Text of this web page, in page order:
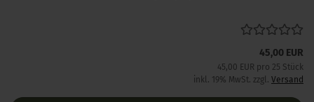
45,00 EUR
45,00 EUR pro 25 Stück
inkl. 19% MwSt. zzgl. Versand